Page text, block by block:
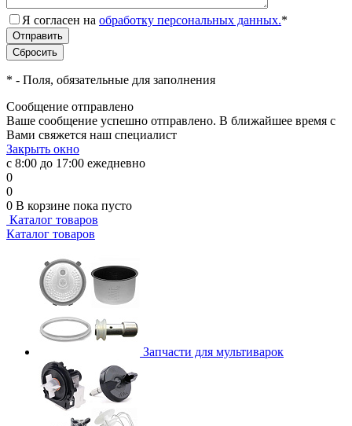
Я согласен на обработку персональных данных.*
* - Поля, обязательные для заполнения
Сообщение отправлено
Ваше сообщение успешно отправлено. В ближайшее время с
Вами свяжется наш специалист
Закрыть окно
с 8:00 до 17:00 ежедневно
0
0
0 В корзине пока пусто
Каталог товаров
Каталог товаров
Запчасти для мультиварок